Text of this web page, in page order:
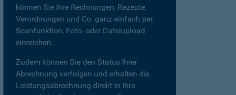
können Sie Ihre Rechnungen, Rezepte,
Verordnungen und Co. ganz einfach per
Scanfunktion, Foto- oder Dateiupload
einreichen.
Zudem können Sie den Status Ihrer
Abrechnung verfolgen und erhalten die
Leistungsabrechnung direkt in Ihre